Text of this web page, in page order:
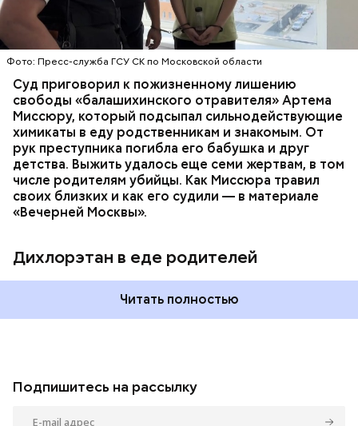
Фото: Пресс-служба ГСУ СК по Московской области
Суд приговорил к пожизненному лишению
свободы «балашихинского отравителя» Артема
Миссюру, который подсыпал сильнодействующие
химикаты в еду родственникам и знакомым. От
рук преступника погибла его бабушка и друг
детства. Выжить удалось еще семи жертвам, в том
числе родителям убийцы. Как Миссюра травил
своих близких и как его судили — в материале
«Вечерней Москвы».
Дихлорэтан в еде родителей
специалисты обнаружили сильнодействующий
химикат дихлорэтан, который не мог попасть в
организм супругов случайно. То же самое вещество
нашли в еде, изъятой из квартиры пострадавших.
Читать полностью
СЛЕДСТВЕННЫЙ КОМИТЕТ
ЭКСПЕРТИЗЫ
Подпишитесь на рассылку